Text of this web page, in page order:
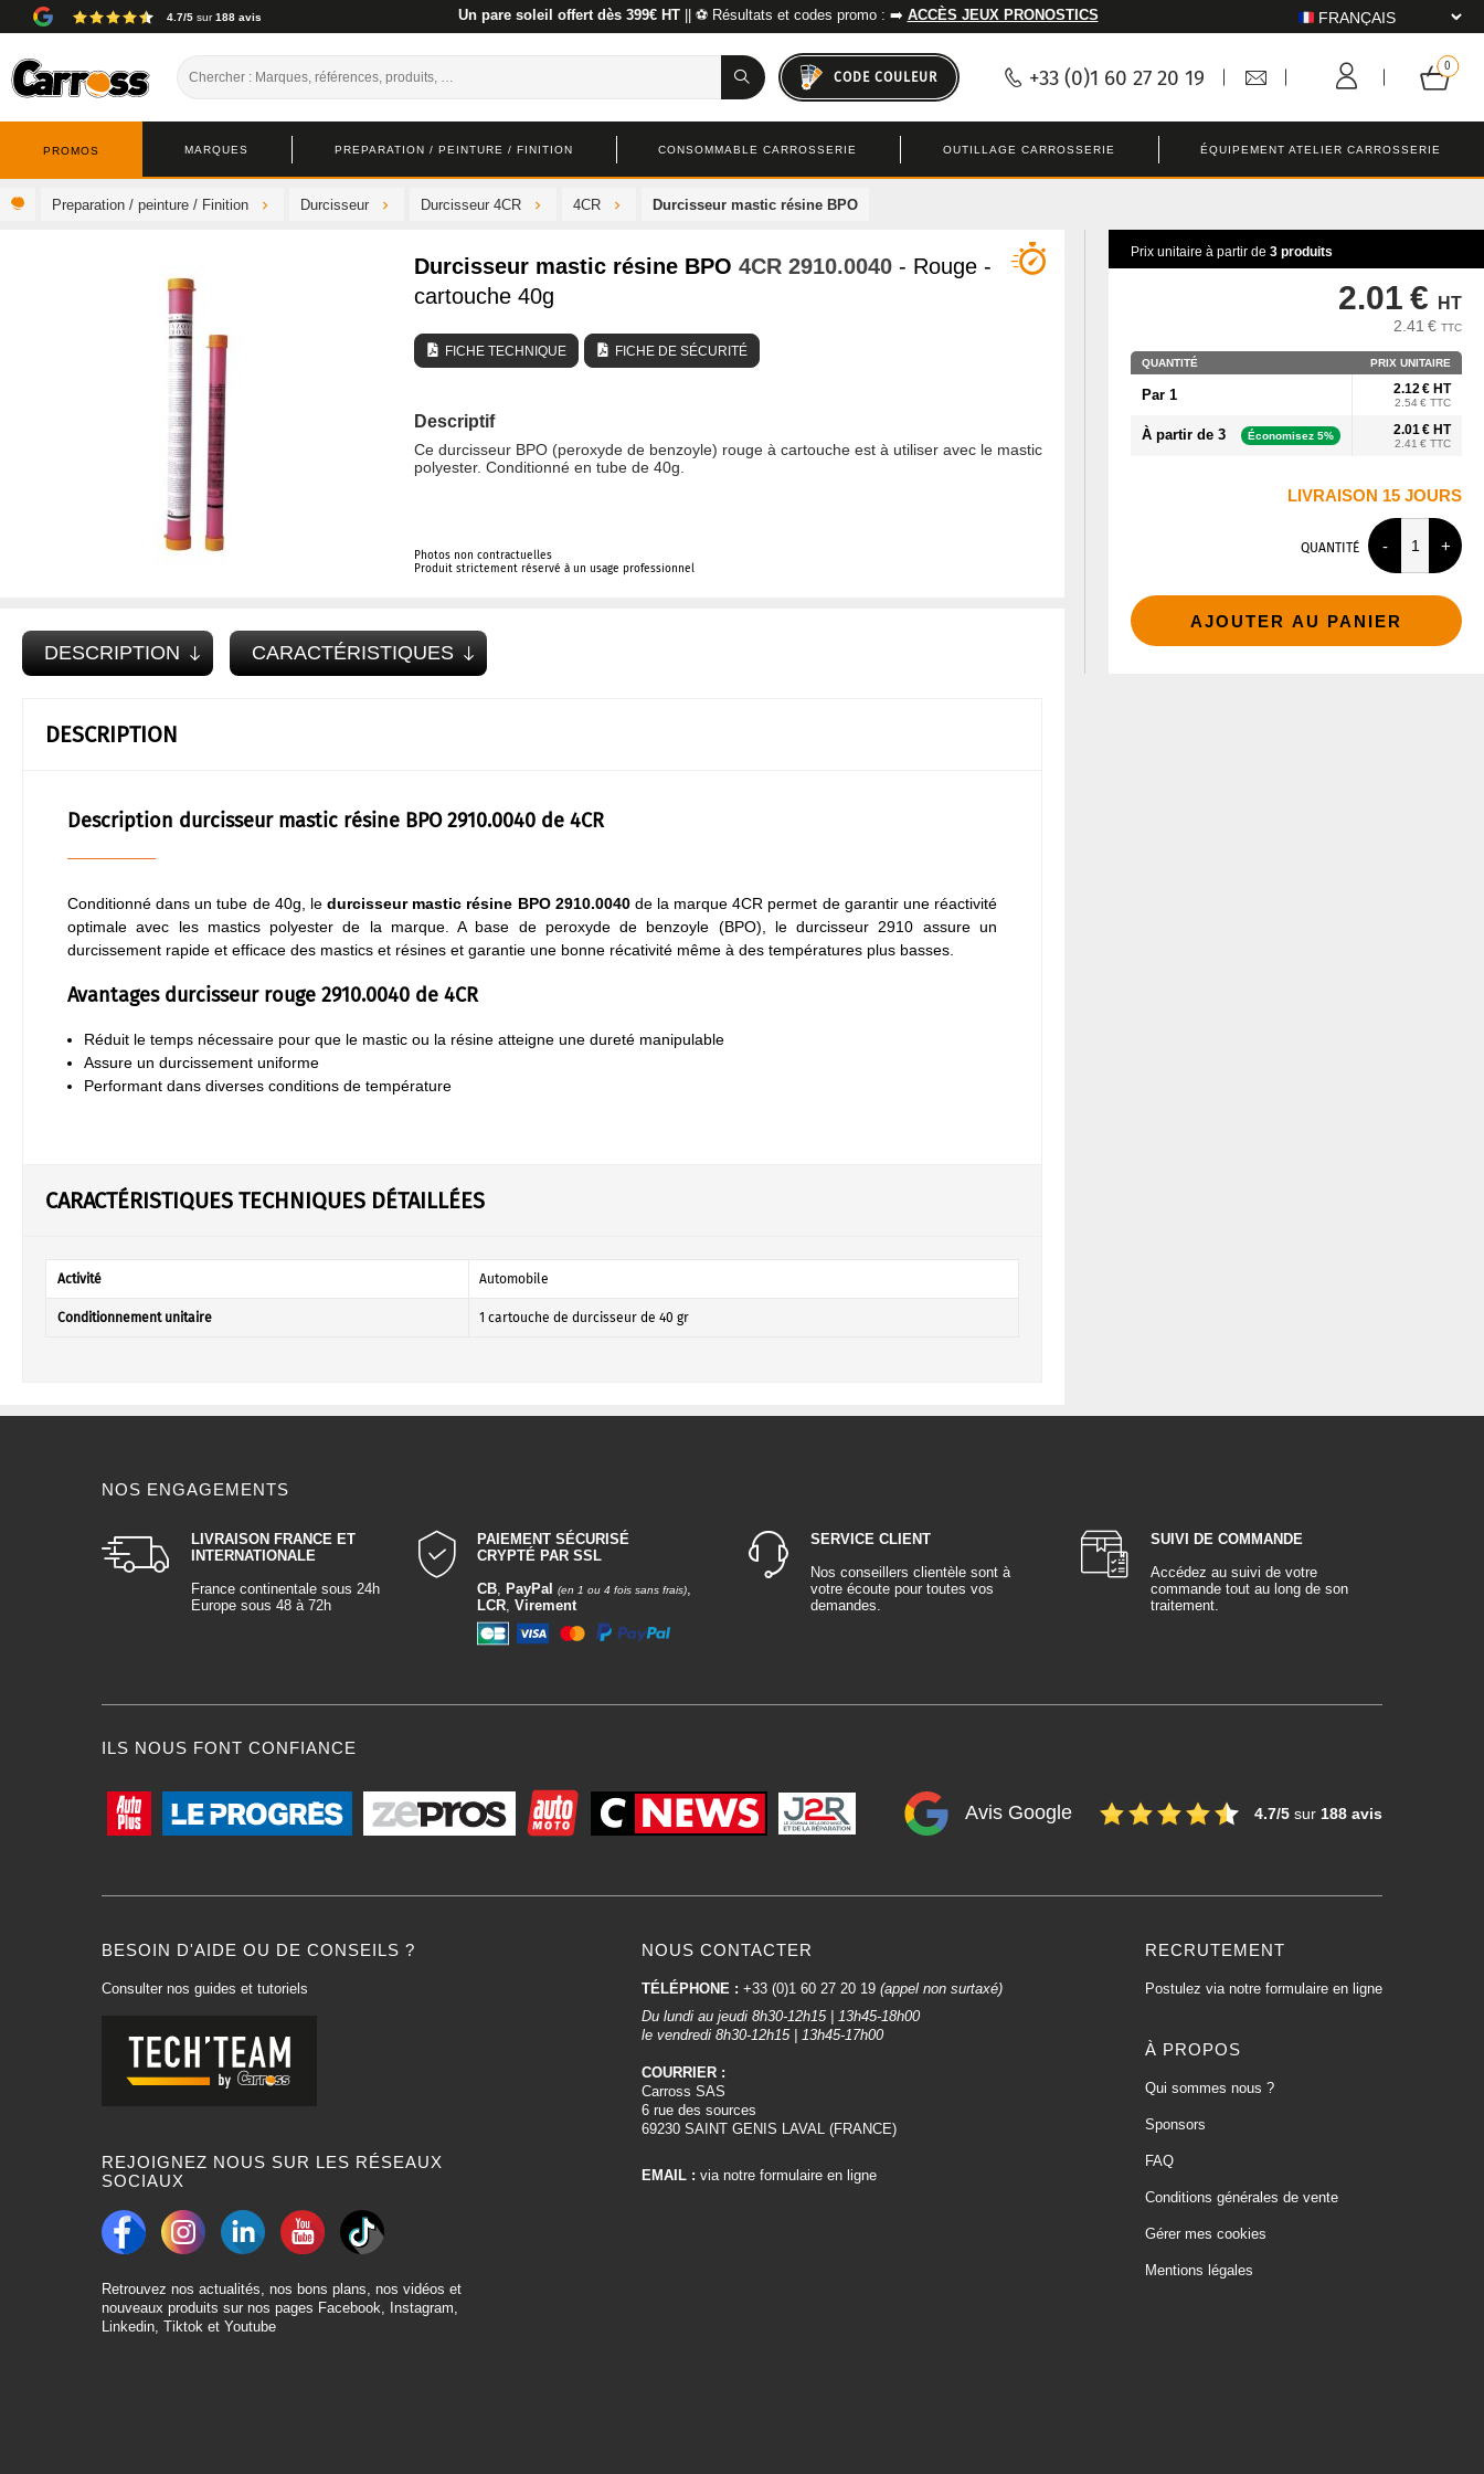
4.7/5 sur188 avis Un pare soleil offert dès 399€ HT|| ⚽ Résultats et codes promo : ➡️ ACCÈS JEUX PRONOSTICS
CODE COULEUR +33 (0)1 60 27 20 19
PREPARATION / PEINTURE / FINITION CONSOMMABLE CARROSSERIE OUTILLAGE CARROSSERIE ÉQUIPEMENT ATELIER CARROSSERIE
MARQUES
PROMOS
Preparation / peinture / Finition Durcisseur Durcisseur 4CR 4CR Durcisseur mastic résine BPO
Durcisseur mastic résine BPO 4CR 2910.0040 - Rouge -
cartouche 40g
FICHE TECHNIQUE FICHE DE SÉCURITÉ
Descriptif
Ce durcisseur BPO (peroxyde de benzoyle) rouge à cartouche est à utiliser avec le mastic
polyester. Conditionné en tube de 40g.
Photos non contractuelles
Produit strictement réservé à un usage professionnel
Prix unitaire à partir de 3 produits
QUANTITÉ PRIX UNITAIRE
Par 1 2.12 € HT
2.54 € TTC
À partir de 3 Économisez 5% 2.01 € HT
2.41 € TTC
LIVRAISON 15 JOURS
2.01 € HT
2.41 € TTC
QUANTITÉ
AJOUTER AU PANIER
DESCRIPTION CARACTÉRISTIQUES
DESCRIPTION
Description durcisseur mastic résine BPO 2910.0040 de 4CR
Conditionné dans un tube de 40g, ledurcisseur mastic résine BPO 2910.0040de la marque 4CR permet de garantir une réactivité
optimale avec les mastics polyester de la marque. A base de peroxyde de benzoyle (BPO), le durcisseur 2910 assure un
durcissement rapide et efficace des mastics et résines et garantie une bonne récativité même à des températures plus basses.
Avantages durcisseur rouge 2910.0040 de 4CR
Réduit le temps nécessaire pour que le mastic ou la résine atteigne une dureté manipulable
Assure un durcissement uniforme
Performant dans diverses conditions de température
CARACTÉRISTIQUES TECHNIQUES DÉTAILLÉES
Activité Automobile
Conditionnement unitaire 1 cartouche de durcisseur de 40 gr
NOS ENGAGEMENTS
LIVRAISON FRANCE ET
INTERNATIONALE
France continentale sous 24h
Europe sous 48 à 72h
PAIEMENT SÉCURISÉ
CRYPTÉ PAR SSL
CB, PayPal (en 1 ou 4 fois sans frais),
LCR,Virement
SERVICE CLIENT
Nos conseillers clientèle sont à
votre écoute pour toutes vos
demandes.
SUIVI DE COMMANDE
Accédez au suivi de votre
commande tout au long de son
traitement.
ILS NOUS FONT CONFIANCE
Avis Google 4.7/5 sur 188 avis
BESOIN D'AIDE OU DE CONSEILS ?
Consulter nos guides et tutoriels
REJOIGNEZ NOUS SUR LES RÉSEAUX
SOCIAUX
Retrouvez nos actualités, nos bons plans, nos vidéos et
nouveaux produits sur nos pages Facebook, Instagram,
Linkedin, Tiktok et Youtube
NOUS CONTACTER
TÉLÉPHONE : +33 (0)1 60 27 20 19 (appel non surtaxé)
Du lundi au jeudi 8h30-12h15 | 13h45-18h00
le vendredi 8h30-12h15 | 13h45-17h00
COURRIER :
Carross SAS
6 rue des sources
69230 SAINT GENIS LAVAL (FRANCE)
EMAIL : via notre formulaire en ligne
RECRUTEMENT
Postulez via notre formulaire en ligne
À PROPOS
Qui sommes nous ?
Sponsors
FAQ
Conditions générales de vente
Gérer mes cookies
Mentions légales